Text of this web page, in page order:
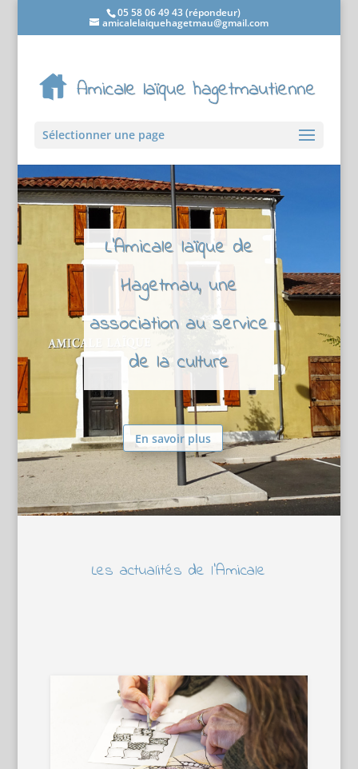
05 58 06 49 43 (répondeur)
amicalelaiquehagetmau@gmail.com
Sélectionner une page
L'Amicale laïque de
Hagetmau, une
association au service
de la culture
En savoir plus
Les actualités de l’Amicale